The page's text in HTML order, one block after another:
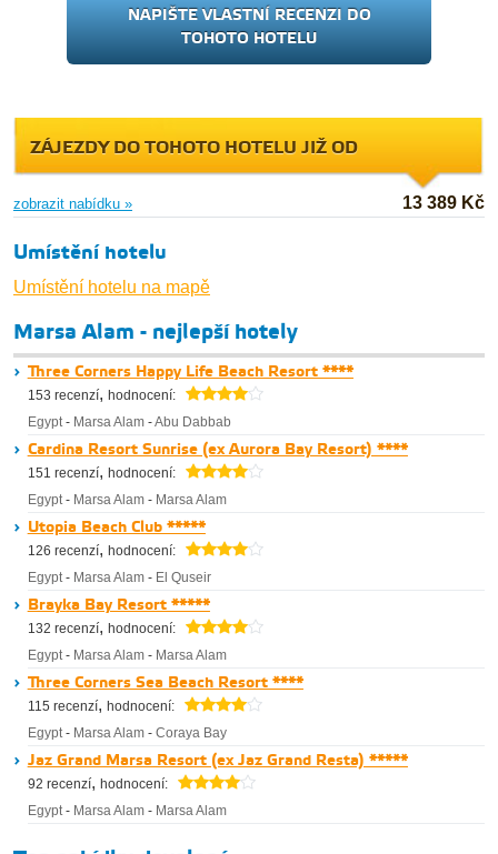
NAPIŠTE VLASTNÍ RECENZI DO
TOHOTO HOTELU
ZÁJEZDY DO TOHOTO HOTELU JIŽ OD
zobrazit nabídku » 13 389 Kč
Umístění hotelu
Umístění hotelu na mapě
Marsa Alam - nejlepší hotely
Three Corners Happy Life Beach Resort ****
153 recenzí, hodnocení:
Egypt - Marsa Alam -Abu Dabbab
Cardina Resort Sunrise (ex Aurora Bay Resort) ****
151 recenzí, hodnocení:
Egypt - Marsa Alam - Marsa Alam
Utopia Beach Club *****
126 recenzí, hodnocení:
Egypt - Marsa Alam - El Quseir
Brayka Bay Resort *****
132 recenzí, hodnocení:
Egypt - Marsa Alam - Marsa Alam
Three Corners Sea Beach Resort ****
115 recenzí, hodnocení:
Egypt - Marsa Alam - Coraya Bay
Jaz Grand Marsa Resort (ex Jaz Grand Resta) *****
92 recenzí, hodnocení:
Egypt - Marsa Alam - Marsa Alam